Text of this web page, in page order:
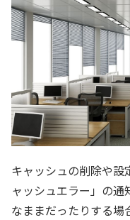
キャッシュの削除や設
ャッシュエラー」の
なままだったりする